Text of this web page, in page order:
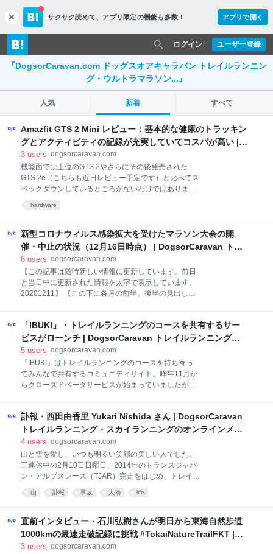
c
l
o
s
e
サクサク読めて、 アプリ限定の機能も多数！ アプリで開く
ユーザー登録
ログイン
『DogsorCaravan.com ドッグスオアキャラバン トレイルランニン
グ・ウルトラマラソン...』
人気 新着 すべて
Amazfit GTS 2 Mini レビュー：基本的な健康のトラッキン
グとアクティビティの記録が充実していてコスパが高い |
DogsorCaravan トレイルランニング・スカイランニング
のオンラインメディア
3 users dogsorcaravan.com
機能面では上位のGTS 2やさらにその後発売された
GTS 2e（こちらも近日レビュー予定です）と比べてス
ペックダウンしているところがないわけではありませ
ら何も譲っていません。 スマートウォッチに求めるの
はフィットネスとスポーツだと考える人にとって、
Amazfit GTS 2 Mini非常にコスパの高いモデルです。
ていただいて執筆しています。
hardware
新型コロナウィルス感染拡大を受けたマラソン大会の開
催・中止の状況（12月16日時点） | DogsorCaravan トレ
イルランニング・スカイランニングのオンラインメディア
6 users dogsorcaravan.com
【この記事は随時新しい情報に更新しています。前日
と当日中に更新された情報を太字で表示しています。
20201211】 【この下に各月の前半、後半の見出しへ
ウィルス感染症（COVID-19）の拡大に伴い、国内の
マラソン大会には大会を中止とするところが現れてい
ます。以下では2021年3月までに開催予定の大会につ
いて現在公表されている状況をまとめました。 以下で
「開催」としている大会も多くは対応を検討中で、予
防対策の実施や参加者への咳エチケットの励行呼びか
「IBUKI」・トレイルランニングのコースを共有するサー
ビスがローンチ | DogsorCaravan トレイルランニング・
スカイランニングのオンラインメディア
5 users dogsorcaravan.com
「IBUKI」はトレイルランニングのコースを持ち寄っ
てみんなで共有するコミュニティサイト。昨年11月か
らクローズドベータサービスが始まっていましたが、
能は先行するサービスにはないユニークな機能も備え
ています。 当サイトの中の人である筆者は日々トレイ
ルランニングの関係者とお話ししますが、意見が一致
するのは「トレイルランニングの人気は高いが、初心
者にはまだまだハードルが高い」ということ。トレイ
ルランニングに興味を持っても、具体的にどこを走れ
訃報・西田由香里 Yukari Nishida さん | DogsorCaravan
トレイルランニング・スカイランニングのオンラインメデ
ィア
4 users dogsorcaravan.com
山と雪を愛し、いつも明るい笑顔の美しい人でした。
三連休中の2月10日日曜日、2014年のトランスジャパ
ン・アルプスレース（TJAR）完走をはじめ、トレイル
ランニングの第一人者として活躍してきた西田由香里
Yukari Nishidaさんが中央アルプスでの登山中に滑落
レイル・マウントフジのスタート直前の西田由香里さ
ん。Photo by Koichi Iwasa） 報道によれば、西田さん
は5人のグループで前日から一泊二日の予定で中央ア
山 訃報 事故 人物 life
直前インタビュー・石川弘樹さんが明日から東海自然歩道
1000kmの最速走破記録に挑戦 #TokaiNatureTrailFKT |
DogsorCaravan トレイルランニング・スカイランニング
3 users dogsorcaravan.com